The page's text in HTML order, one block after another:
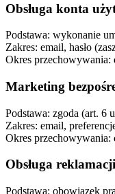
Obsługa konta
Podstawa: wykonanie
Zakres: email, hasło
Okres przechowywania:
Marketing
Podstawa: zgoda (art. 6
Zakres: email,
Okres
Obsługa reklamacji
Podstawa: obowiązek